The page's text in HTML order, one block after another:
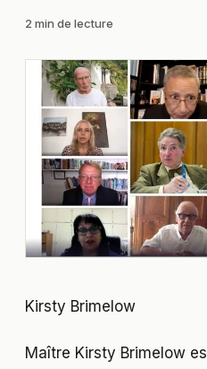
2 min de lecture
Kirsty Brimelow
Maître Kirsty Brimelow